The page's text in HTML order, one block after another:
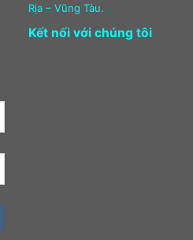
Rịa – Vũng Tàu.
Kết nối với chúng tôi